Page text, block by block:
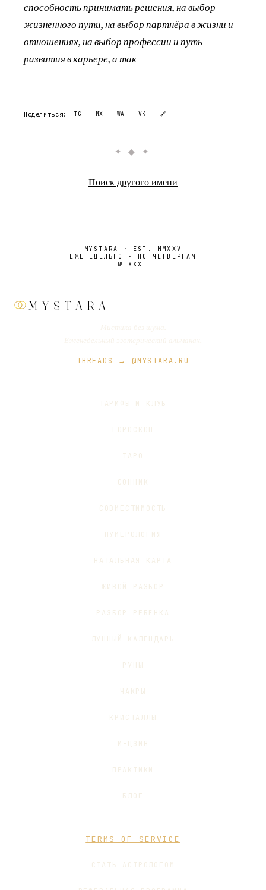
способность принимать решения, на выбор
жизненного пути, на выбор партнёра в жизни и
отношениях, на выбор профессии и путь
развития в карьере, а так
Поделиться: TG MX WA VK 🔗
✦ ◆ ✦
Поиск другого имени
MYSTARA · EST. MMXXV
ЕЖЕНЕДЕЛЬНО · ПО ЧЕТВЕРГАМ
№ XXXI
MYSTARA
THREADS → @MYSTARA.RU
ТАРИФЫ И КЛУБ
ГОРОСКОП
ТАРО
СОННИК
СОВМЕСТИМОСТЬ
НУМЕРОЛОГИЯ
НАТАЛЬНАЯ КАРТА
ЖИВОЙ РАЗБОР
РАЗБОР РЕБЁНКА
ЛУННЫЙ КАЛЕНДАРЬ
РУНЫ
ЧАКРЫ
КРИСТАЛЛЫ
И-ЦЗИН
ПРАКТИКИ
БЛОГ
TERMS OF SERVICE
СТАТЬ АСТРОЛОГОМ